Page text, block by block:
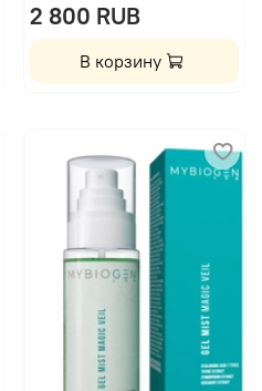
2 800 RUB
В корзину